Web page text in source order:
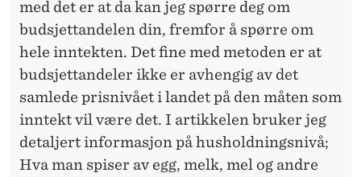
med det er at da kan jeg spørre deg om
budsjettandelen din, fremfor å spørre om
hele inntekten. Det fine med metoden er at
budsjettandeler ikke er avhengig av det
samlede prisnivået i landet på den måten som
inntekt vil være det. I artikkelen bruker jeg
detaljert informasjon på husholdningsnivå;
Hva man spiser av egg, melk, mel og andre